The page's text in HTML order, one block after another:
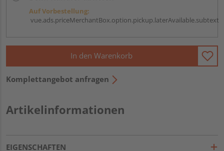
Auf Vorbestellung:
vue.ads.priceMerchantBox.option.pickup.laterAvailable.subtext
In den Warenkorb
Komplettangebot anfragen
Artikelinformationen
EIGENSCHAFTEN